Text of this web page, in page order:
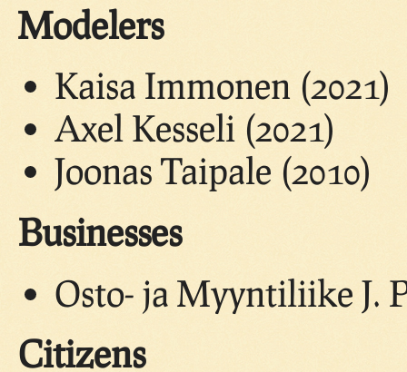
Modelers
Kaisa Immonen (2021)
Axel Kesseli (2021)
Joonas Taipale (2010)
Businesses
Osto- ja Myyntiliike J.
Citizens